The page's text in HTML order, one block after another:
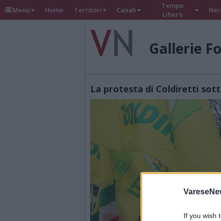
If you wish
Menù Home Territori Canali
Tempo
Libero
Gallerie
La protesta di Coldiretti